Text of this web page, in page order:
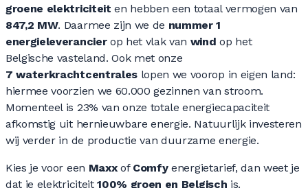
groene elektriciteiten hebben een totaal vermogen van
847,2 MW. Daarmee zijn we de nummer 1
energieleverancierop het vlak van windop het
Belgische vasteland. Ook met onze
7 waterkrachtcentrales lopen we voorop in eigen land:
hiermee voorzien we 60.000 gezinnen van stroom.
Momenteel is 23% van onze totale energiecapaciteit
afkomstig uit hernieuwbare energie. Natuurlijk investeren
wij verder in de productie van duurzame energie.
Kies je voor een Maxx of Comfyenergietarief, dan weet je
dat je elektriciteit100% groen en Belgisch is.